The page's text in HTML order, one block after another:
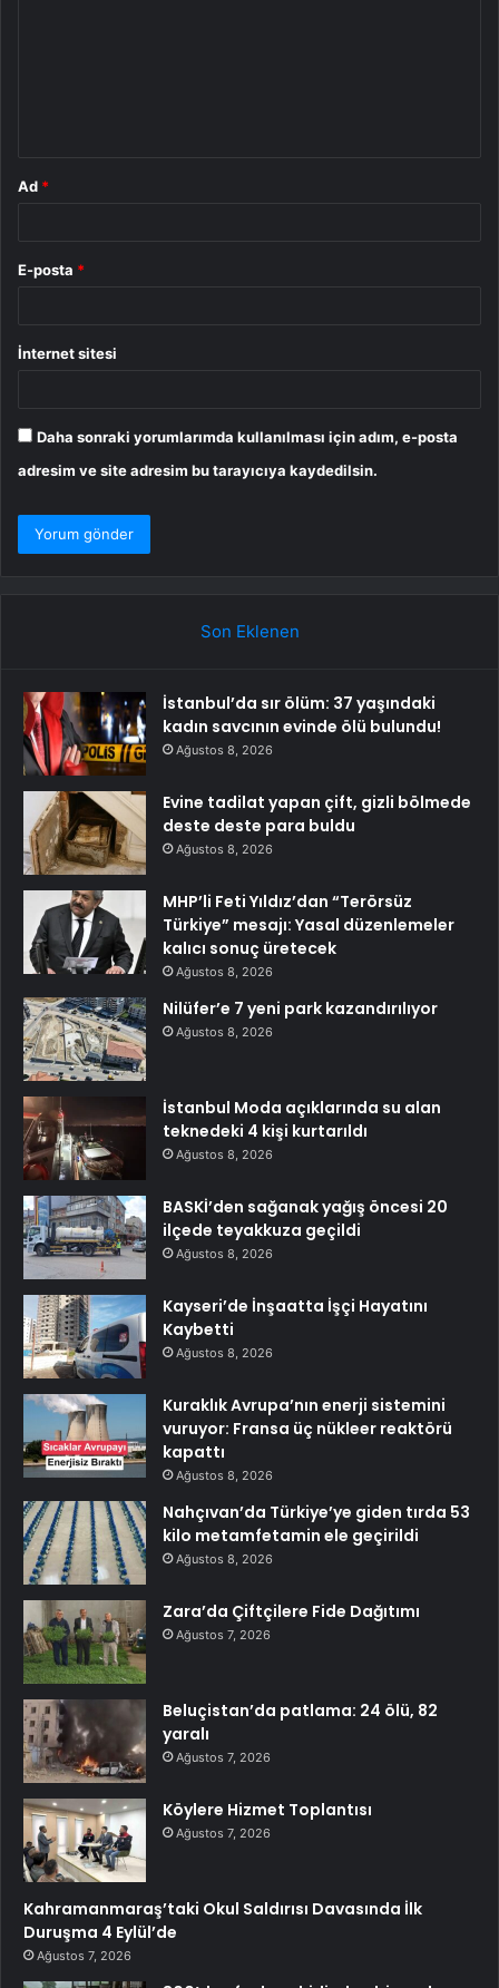
Ad *
E-posta *
İnternet sitesi
Daha sonraki yorumlarımda kullanılması için adım, e-posta
adresim ve site adresim bu tarayıcıya kaydedilsin.
Son Eklenen
İstanbul’da sır ölüm: 37 yaşındaki
kadın savcının evinde ölü bulundu!
Ağustos 8, 2026
Evine tadilat yapan çift, gizli bölmede
deste deste para buldu
Ağustos 8, 2026
MHP’li Feti Yıldız’dan “Terörsüz
Türkiye” mesajı: Yasal düzenlemeler
kalıcı sonuç üretecek
Ağustos 8, 2026
Nilüfer’e 7 yeni park kazandırılıyor
Ağustos 8, 2026
İstanbul Moda açıklarında su alan
teknedeki 4 kişi kurtarıldı
Ağustos 8, 2026
BASKİ’den sağanak yağış öncesi 20
ilçede teyakkuza geçildi
Ağustos 8, 2026
Kayseri’de İnşaatta İşçi Hayatını
Kaybetti
Ağustos 8, 2026
Kuraklık Avrupa’nın enerji sistemini
vuruyor: Fransa üç nükleer reaktörü
kapattı
Ağustos 8, 2026
Nahçıvan’da Türkiye’ye giden tırda 53
kilo metamfetamin ele geçirildi
Ağustos 8, 2026
Zara’da Çiftçilere Fide Dağıtımı
Ağustos 7, 2026
Beluçistan’da patlama: 24 ölü, 82
yaralı
Ağustos 7, 2026
Köylere Hizmet Toplantısı
Ağustos 7, 2026
Kahramanmaraş’taki Okul Saldırısı Davasında İlk
Duruşma 4 Eylül’de
Ağustos 7, 2026